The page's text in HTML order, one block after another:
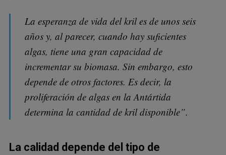
La esperanza de vida del kril es de unos seis
años y, al parecer, cuando hay suficientes
algas, tiene una gran capacidad de
incrementar su biomasa. Sin embargo, esto
depende de otros factores. Es decir, la
proliferación de algas en la Antártida
determina la cantidad de kril disponible”.
La calidad depende del tipo de